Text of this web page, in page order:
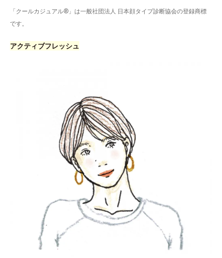
「クールカジュアル®」は一般社団法人 日本顔タイプ診断協会の登録商標
です。
アクティブフレッシュ